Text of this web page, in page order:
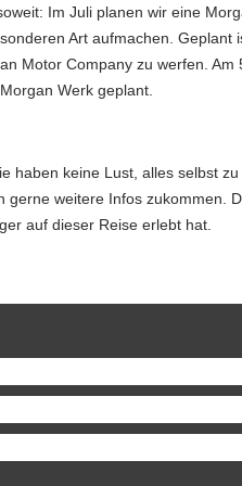
Im Juli planen wir eine
Art aufmachen.
Motor Company zu werfen.
Werk geplant.
haben keine Lust, alles selbst
weitere Infos zukommen.
auf dieser Reise erlebt hat.